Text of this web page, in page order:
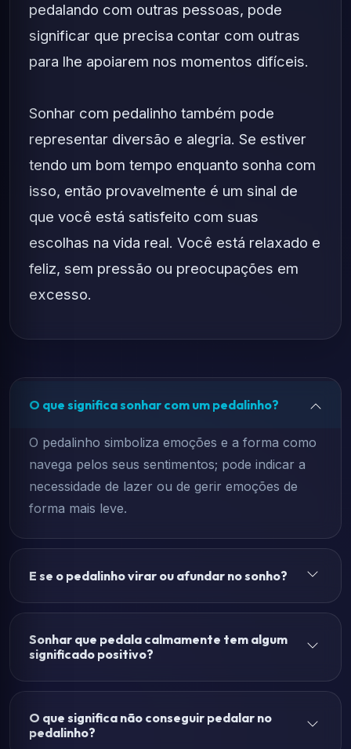
pedalando com outras pessoas, pode
significar que precisa contar com outras
para lhe apoiarem nos momentos difíceis.
Sonhar com pedalinho também pode
representar diversão e alegria. Se estiver
tendo um bom tempo enquanto sonha com
isso, então provavelmente é um sinal de
que você está satisfeito com suas
escolhas na vida real. Você está relaxado e
feliz, sem pressão ou preocupações em
excesso.
O que significa sonhar com um pedalinho?
O pedalinho simboliza emoções e a forma como
navega pelos seus sentimentos; pode indicar a
necessidade de lazer ou de gerir emoções de
forma mais leve.
E se o pedalinho virar ou afundar no sonho?
Sonhar que pedala calmamente tem algum
significado positivo?
O que significa não conseguir pedalar no
pedalinho?